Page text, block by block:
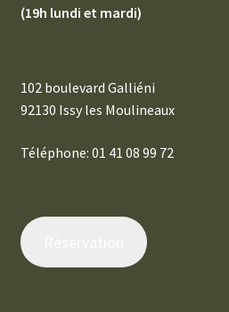
(19h lundi et mardi)
102 boulevard Galliéni
92130 Issy les Moulineaux
Téléphone: 01 41 08 99 72